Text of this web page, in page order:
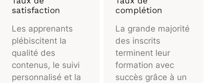
satisfaction
Les apprenants
plébiscitent la
qualité des
contenus, le suivi
personnalisé et la
complétion
La grande majorité
des inscrits
terminent leur
formation avec
succès grâce à un